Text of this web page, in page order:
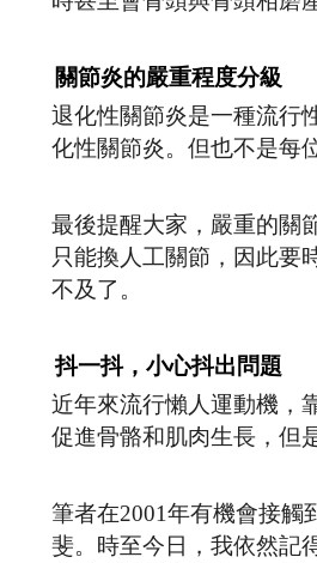
關節炎的嚴重程度分級
退化性關節炎是一種流行
化性關節炎。但也不是每
最後提醒大家，嚴重的關
只能換人工關節，因此要
不及了。
抖一抖，小心抖出問題
近年來流行懶人運動機，
促進骨骼和肌肉生長，但
筆者在2001年有機會接觸
斐。時至今日，我依然記